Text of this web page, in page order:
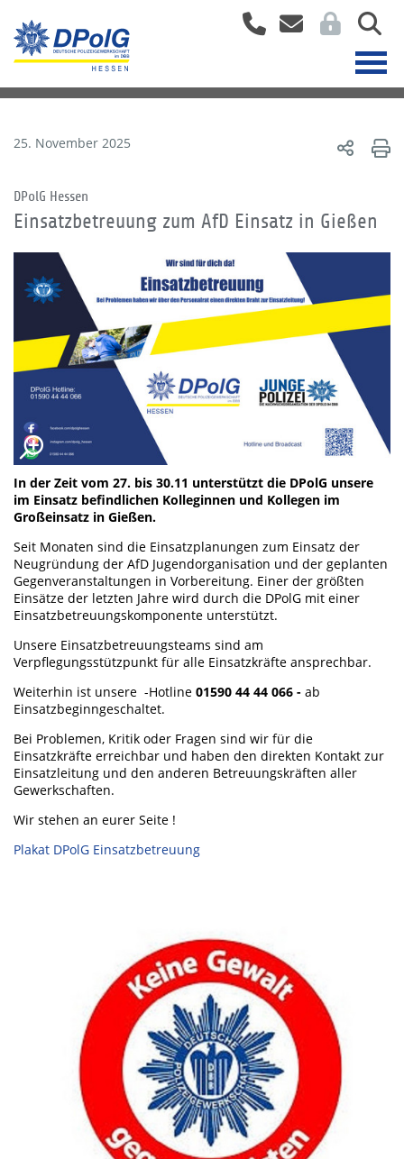
25. November 2025
DPolG Hessen
Einsatzbetreuung zum AfD Einsatz in Gießen
In der Zeit vom 27. bis 30.11 unterstützt die DPolG unsere
im Einsatz befindlichen Kolleginnen und Kollegen im
Großeinsatz in Gießen.
Seit Monaten sind die Einsatzplanungen zum Einsatz der
Neugründung der AfD Jugendorganisation und der geplanten
Gegenveranstaltungen in Vorbereitung. Einer der größten
Einsätze der letzten Jahre wird durch die DPolG mit einer
Einsatzbetreuungskomponente unterstützt.
Unsere Einsatzbetreuungsteams sind am
Verpflegungsstützpunkt für alle Einsatzkräfte ansprechbar.
Weiterhin ist unsere -Hotline 01590 44 44 066 - ab
Einsatzbeginn​​​​geschaltet.
Bei Problemen, Kritik oder Fragen sind wir für die
Einsatzkräfte erreichbar und haben den direkten Kontakt zur
Einsatzleitung und den anderen Betreuungskräften aller
Gewerkschaften.
Wir stehen an eurer Seite !
Plakat DPolG Einsatzbetreuung